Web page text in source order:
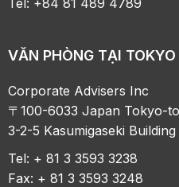
Tel: +84 81 489 4789
VĂN PHÒNG TẠI TOKYO
Corporate Advisers Inc
〒100-6033 Japan Tokyo-
3-2-5 Kasumigaseki Building
Tel: + 81 3 3593 3238
Fax: + 81 3 3593 3248